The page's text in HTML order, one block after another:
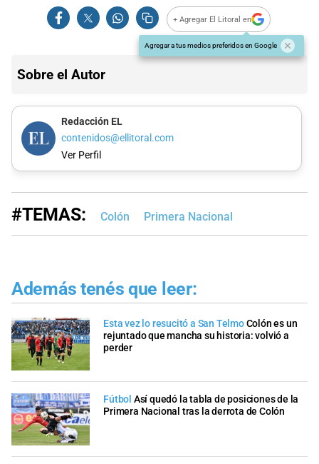
+ Agregar El Litoral en
Agregar a tus medios preferidos en Google
Sobre el Autor
Redacción EL
contenidos@ellitoral.com
Ver Perfil
#TEMAS: Colón Primera Nacional
Además tenés que leer:
Esta vez lo resucitó a San TelmoColón es un
rejuntado que mancha su historia: volvió a
perder
Fútbol Así quedó la tabla de posiciones de la
Primera Nacional tras la derrota de Colón